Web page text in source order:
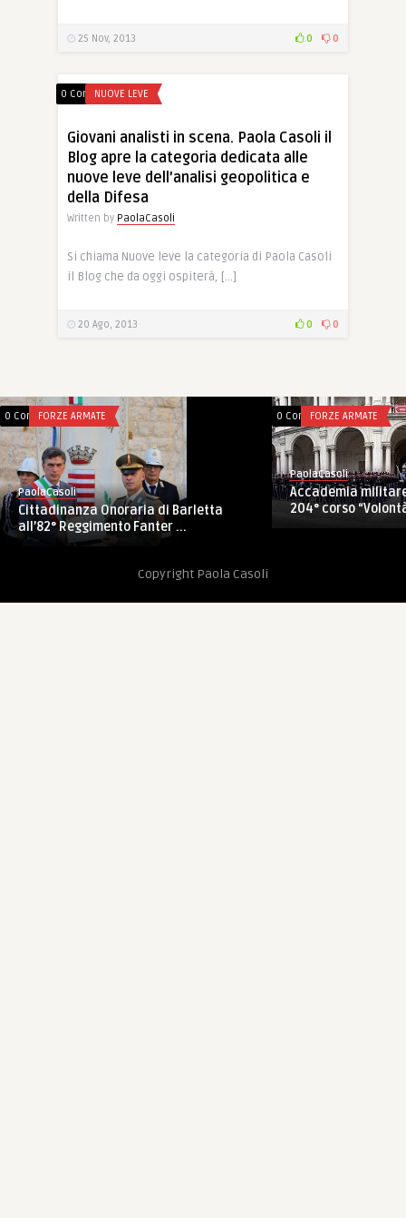
25 Nov, 2013 0 0
0 Comments
NUOVE LEVE
Giovani analisti in scena. Paola Casoli il
Blog apre la categoria dedicata alle
nuove leve dell’analisi geopolitica e
della Difesa
Written by PaolaCasoli
Si chiama Nuove leve la categoria di Paola Casoli
il Blog che da oggi ospiterà, […]
20 Ago, 2013 0 0
0 CommentsFORZE ARMATE
PaolaCasoli
Cittadinanza Onoraria di Barletta
all’82° Reggimento Fanter ...
0 CommentsFORZE ARMATE
PaolaCasoli
Accademia
204° corso
Copyright Paola Casoli